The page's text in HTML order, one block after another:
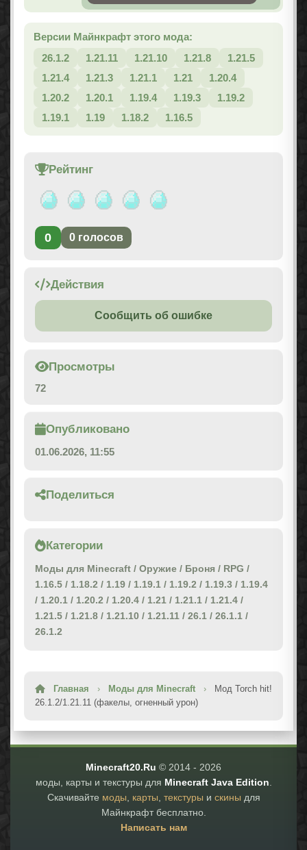
Версии Майнкрафт этого мода:
26.1.2
1.21.11 1.21.10 1.21.8
1.21.5
1.21.4
1.21.3 1.21.1 1.21
1.20.4
1.20.2
1.20.1 1.19.4 1.19.3
1.19.2
1.19.1
1.19 1.18.2 1.16.5
Рейтинг
0 0 голосов
Действия
Сообщить об ошибке
Просмотры
72
Опубликовано
01.06.2026, 11:55
Поделиться
Категории
Моды для Minecraft / Оружие / Броня / RPG /
1.16.5 / 1.18.2 / 1.19 / 1.19.1 / 1.19.2 / 1.19.3 / 1.19.4
/ 1.20.1 / 1.20.2 / 1.20.4 / 1.21 / 1.21.1 / 1.21.4 /
1.21.5 / 1.21.8 / 1.21.10 / 1.21.11 / 26.1 / 26.1.1 /
26.1.2
Главная › Моды для Minecraft ›
Мод Torch hit!
26.1.2/1.21.11 (факелы, огненный урон)
Minecraft20.Ru © 2014 - 2026
моды, карты и текстуры для Minecraft Java Edition
Скачивайте моды карты текстуры и скины для
Майнкрафт бесплатно.
Написать нам